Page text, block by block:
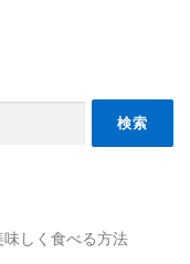
しく食べる方法